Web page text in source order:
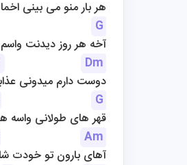
هر بار منو می بینی
G
آخه هر روز دیدنت واسم
Dm
دوست دارم میدونی
G
قهر های طولانی واسه
Am
آهای بارون تو خودت